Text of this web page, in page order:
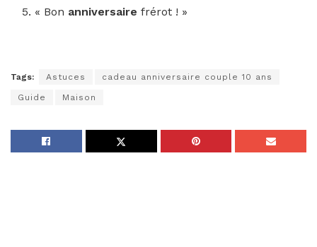
« Bon anniversairefrérot ! »
Tags: Astuces cadeau anniversaire couple 10 ans
Guide Maison